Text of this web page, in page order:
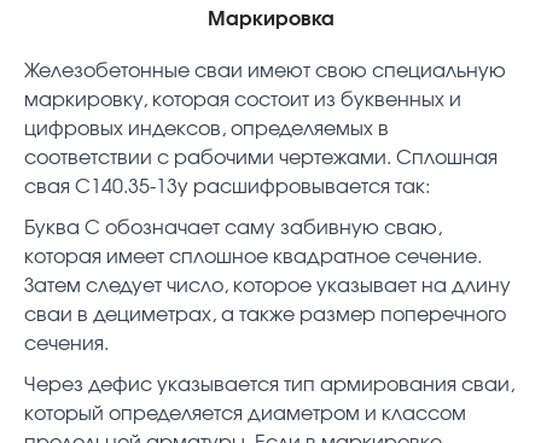
Маркировка
Железобетонные сваи имеют свою специальную
маркировку, которая состоит из буквенных и
цифровых индексов, определяемых в
соответствии с рабочими чертежами. Сплошная
свая С140.35-13у расшифровывается так:
Буква С обозначает саму забивную сваю,
которая имеет сплошное квадратное сечение.
Затем следует число, которое указывает на длину
сваи в дециметрах, а также размер поперечного
сечения.
Через дефис указывается тип армирования сваи,
который определяется диаметром и классом